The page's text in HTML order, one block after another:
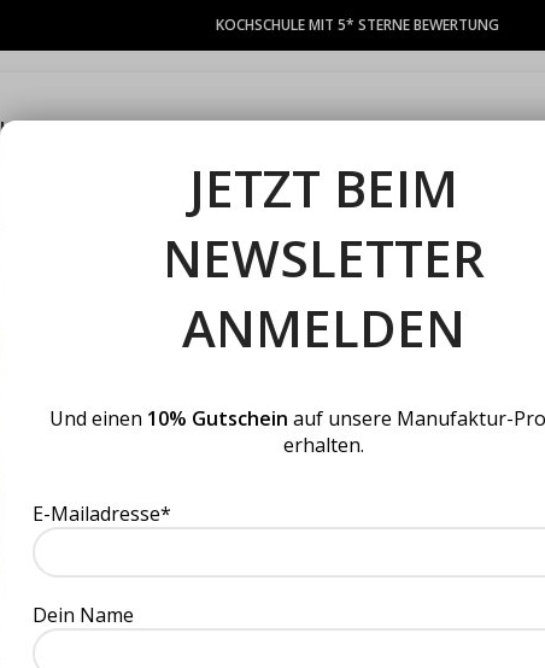
KOCHSCHULE MIT 5* STERNE BEWERTUNG
HOME TEAMEVENTS KOCHKURSE GUTSCHEINE
Kochschule
JETZT BEIM
NEWSLETTER
ANMELDEN
Und einen 10% Gutschein auf unsere Manufaktur-
erhalten.
E-Mailadresse*
Dein Name